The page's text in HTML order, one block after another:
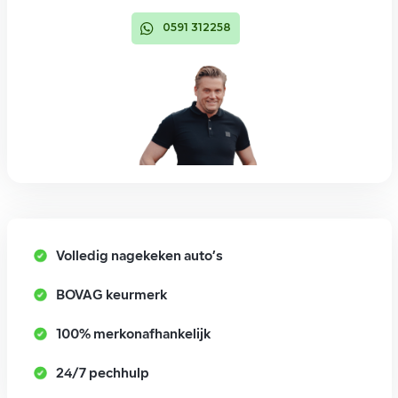
0591 312258
Volledig nagekeken auto’s
BOVAG keurmerk
100% merkonafhankelijk
24/7 pechhulp